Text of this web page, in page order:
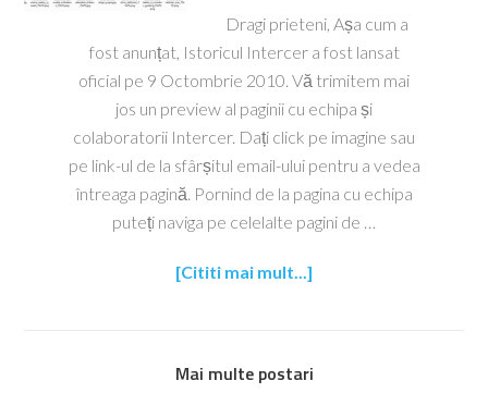
Dragi prieteni, Așa cum a
fost anunțat, Istoricul Intercer a fost lansat
oficial pe 9 Octombrie 2010. Vă trimitem mai
jos un preview al paginii cu echipa și
colaboratorii Intercer. Dați click pe imagine sau
pe link-ul de la sfârșitul email-ului pentru a vedea
întreaga pagină. Pornind de la pagina cu echipa
puteți naviga pe celelalte pagini de …
[Cititi mai mult...]
Mai multe postari